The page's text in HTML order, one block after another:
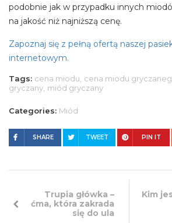
podobnie jak w przypadku innych
na jakość niż najniższą cenę.
Zapoznaj się z pełną ofertą naszej
internetowym.
Tags: cena miodu, cena miodu
gryczany, miód gryczany
Categories: Miód
SHARE TWEET PIN IT
Trupia główka –
ćma, która zakrada
się do ula
Kim